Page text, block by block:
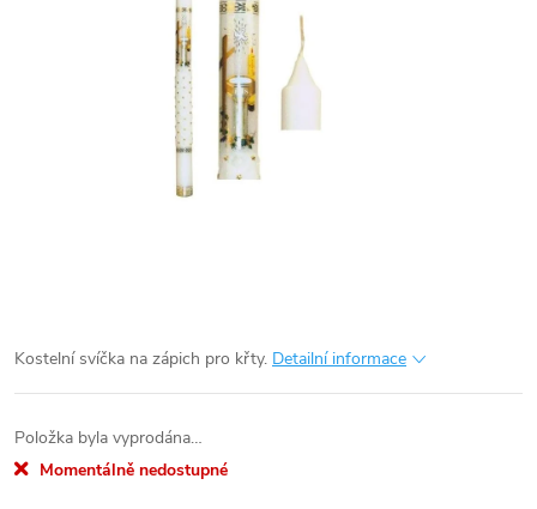
Kostelní svíčka na zápich pro křty. Detailní informace
Položka byla vyprodána…
Momentálně nedostupné